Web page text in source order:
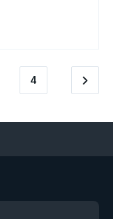
4